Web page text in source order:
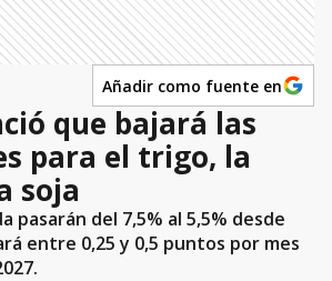
Añadir como fuente en
que bajará las
para el trigo, la
soja
pasarán del 7,5% al 5,5% desde
entre 0,25 y 0,5 puntos por mes